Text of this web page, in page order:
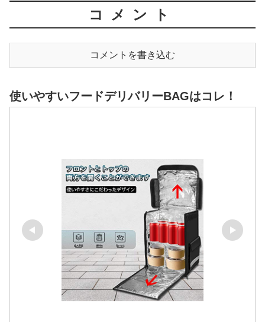
コメント
コメントを書き込む
使いやすいフードデリバリーBAGはコレ！